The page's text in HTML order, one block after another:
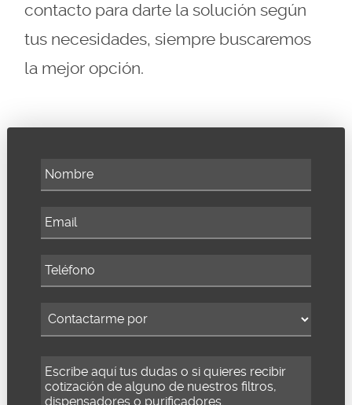
contacto para darte la solución según
tus necesidades, siempre buscaremos
la mejor opción.